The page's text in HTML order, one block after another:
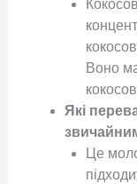
Воно
Які
Це